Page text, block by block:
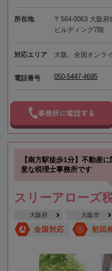
所在地
〒564-0063 大阪
ビルディング7階
対応エリア 大阪、全国オンラ
電話番号 050-5447-4695
事務所に電話する
【南方駅徒歩1分】不動産
意な税理士事務所です
スリーアローズ
大阪府 大阪市
全国対応 初回